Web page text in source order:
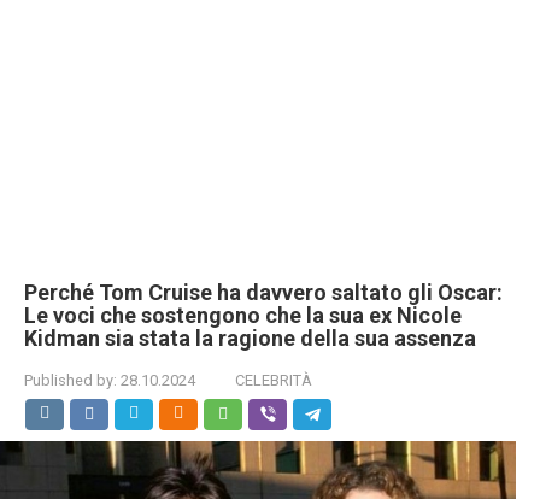
Perché Tom Cruise ha davvero saltato gli Oscar:
Le voci che sostengono che la sua ex Nicole
Kidman sia stata la ragione della sua assenza
Published by: 28.10.2024 CELEBRITÀ